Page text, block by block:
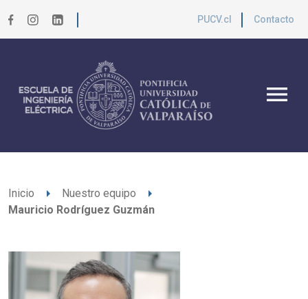
PUCV.cl Contacto
menu
Inicio arrow_right Nuestro equipo arrow_right
Mauricio Rodríguez Guzmán